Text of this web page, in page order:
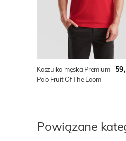
Koszulka męska Premium
Polo Fruit Of The Loom
Powiązane